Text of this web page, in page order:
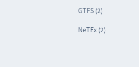
GTFS (2)
NeTEx (2)